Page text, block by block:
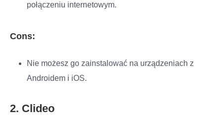
połączeniu internetowym.
Cons:
Nie możesz go zainstalować na urządzeniach z
Androidem i iOS.
2. Clideo